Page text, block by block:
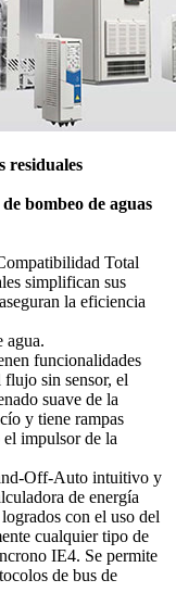
residuales
bombeo de aguas
Total
simplifican sus
la eficiencia
agua.
funcionalidades
sin sensor, el
suave de la
y tiene rampas
impulsor de la
Off-Auto intuitivo y
de energía
con el uso del
cualquier tipo de
IE4. Se permite
de bus de